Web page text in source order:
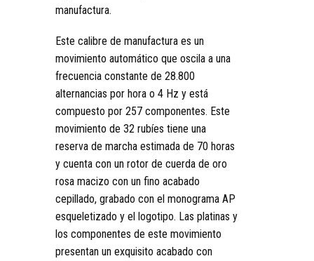
manufactura.
Este calibre de manufactura es un
movimiento automático que oscila a una
frecuencia constante de 28.800
alternancias por hora o 4 Hz y está
compuesto por 257 componentes. Este
movimiento de 32 rubíes tiene una
reserva de marcha estimada de 70 horas
y cuenta con un rotor de cuerda de oro
rosa macizo con un fino acabado
cepillado, grabado con el monograma AP
esqueletizado y el logotipo. Las platinas y
los componentes de este movimiento
presentan un exquisito acabado con